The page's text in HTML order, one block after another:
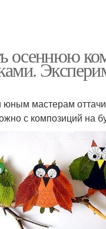
осеннюю
мастерам
с композиций на